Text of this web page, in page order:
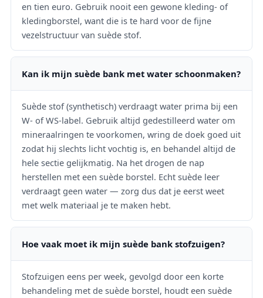
en tien euro. Gebruik nooit een gewone kleding- of
kledingborstel, want die is te hard voor de fijne
vezelstructuur van suède stof.
Kan ik mijn suède bank met water schoonmaken?
Suède stof (synthetisch) verdraagt water prima bij een
W- of WS-label. Gebruik altijd gedestilleerd water om
mineraalringen te voorkomen, wring de doek goed uit
zodat hij slechts licht vochtig is, en behandel altijd de
hele sectie gelijkmatig. Na het drogen de nap
herstellen met een suède borstel. Echt suède leer
verdraagt geen water — zorg dus dat je eerst weet
met welk materiaal je te maken hebt.
Hoe vaak moet ik mijn suède bank stofzuigen?
Stofzuigen eens per week, gevolgd door een korte
behandeling met de suède borstel, houdt een suède